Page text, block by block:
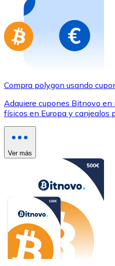
Ir a la tienda de tarjetas
Compra polygon usando
Adquiere cupones Bitnovo
físicos en Europa y canjealos
Ver más